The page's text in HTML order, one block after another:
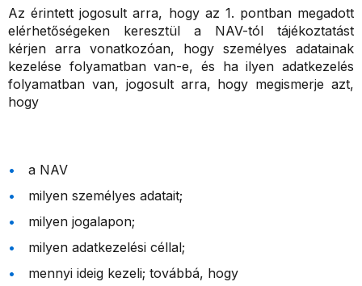
Az érintett jogosult arra, hogy az 1. pontban megadott
elérhetőségeken keresztül a NAV-tól tájékoztatást
kérjen arra vonatkozóan, hogy személyes adatainak
kezelése folyamatban van-e, és ha ilyen adatkezelés
folyamatban van, jogosult arra, hogy megismerje azt,
hogy
a NAV
milyen személyes adatait;
milyen jogalapon;
milyen adatkezelési céllal;
mennyi ideig kezeli; továbbá, hogy